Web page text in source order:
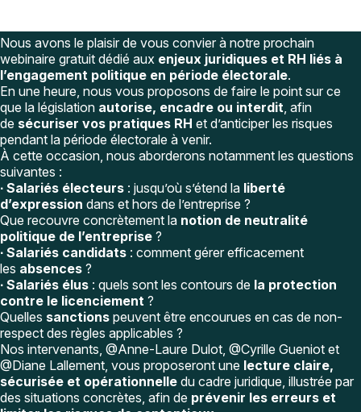
Nous avons le plaisir de vous convier à notre prochain
webinaire gratuit dédié aux enjeux juridiques et RH liés à
l’engagement politique en période électorale.
En une heure, nous vous proposons de faire le point sur ce
que la législation autorise, encadre ou interdit, afin
de sécuriser vos pratiques RH et d’anticiper les risques
pendant la période électorale à venir.
À cette occasion, nous aborderons notamment les questions
suivantes :
∙ Salariés électeurs : jusqu’où s’étend la liberté
d’expression dans et hors de l’entreprise ?
Que recouvre concrètement la notion de neutralité
politique de l’entreprise ?
∙ Salariés candidats : comment gérer efficacement
les absences ?
∙ Salariés élus : quels sont les contours de la protection
contre le licenciement ?
Quelles sanctions peuvent être encourues en cas de non-
respect des règles applicables ?
Nos intervenants, @Anne-Laure Dulot, @Cyrille Gueniot et
@Diane Lallement, vous proposeront une lecture claire,
sécurisée et opérationnelle du cadre juridique, illustrée par
des situations concrètes, afin de prévenir les erreurs et